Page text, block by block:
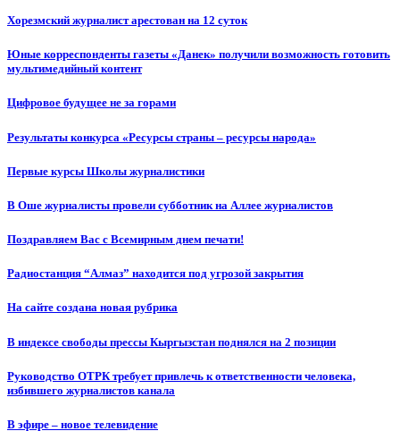
Хорезмский журналист арестован на 12 суток
Юные корреспонденты газеты «Данек» получили возможность готовить
мультимедийный контент
Цифровое будущее не за горами
Результаты конкурса «Ресурсы страны – ресурсы народа»
Первые курсы Школы журналистики
В Оше журналисты провели субботник на Аллее журналистов
Поздравляем Вас с Всемирным днем печати!
Радиостанция “Алмаз” находится под угрозой закрытия
На сайте создана новая рубрика
В индексе свободы прессы Кыргызстан поднялся на 2 позиции
Руководство ОТРК требует привлечь к ответственности человека,
избившего журналистов канала
В эфире – новое телевидение